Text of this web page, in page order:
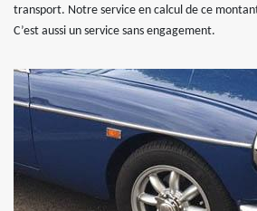
transport. Notre service en calcul de ce
C’est aussi un service sans engagement.